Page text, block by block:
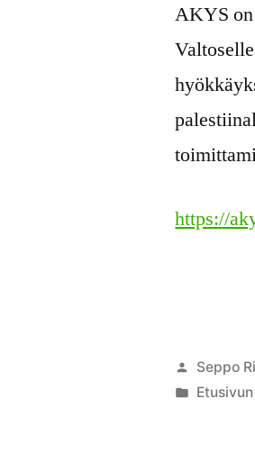
AKYS
https://
julkaisija
Seppo
Julkaistu